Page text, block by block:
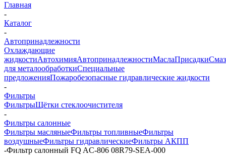
Главная
-
Каталог
-
Автопринадлежности
Охлаждающие
жидкостиАвтохимияАвтопринадлежностиМаслаПрисадки
для металообработкиСпециальные
предложенияПожаробезопасные гидравлические жидкости
-
Фильтры
ФильтрыЩётки стеклоочистителя
-
Фильтры салонные
Фильтры масляныеФильтры топливныеФильтры
воздушныеФильтры гидравлическиеФильтры АКПП
-Фильтр салонный FQ AC-806 08R79-SEA-000